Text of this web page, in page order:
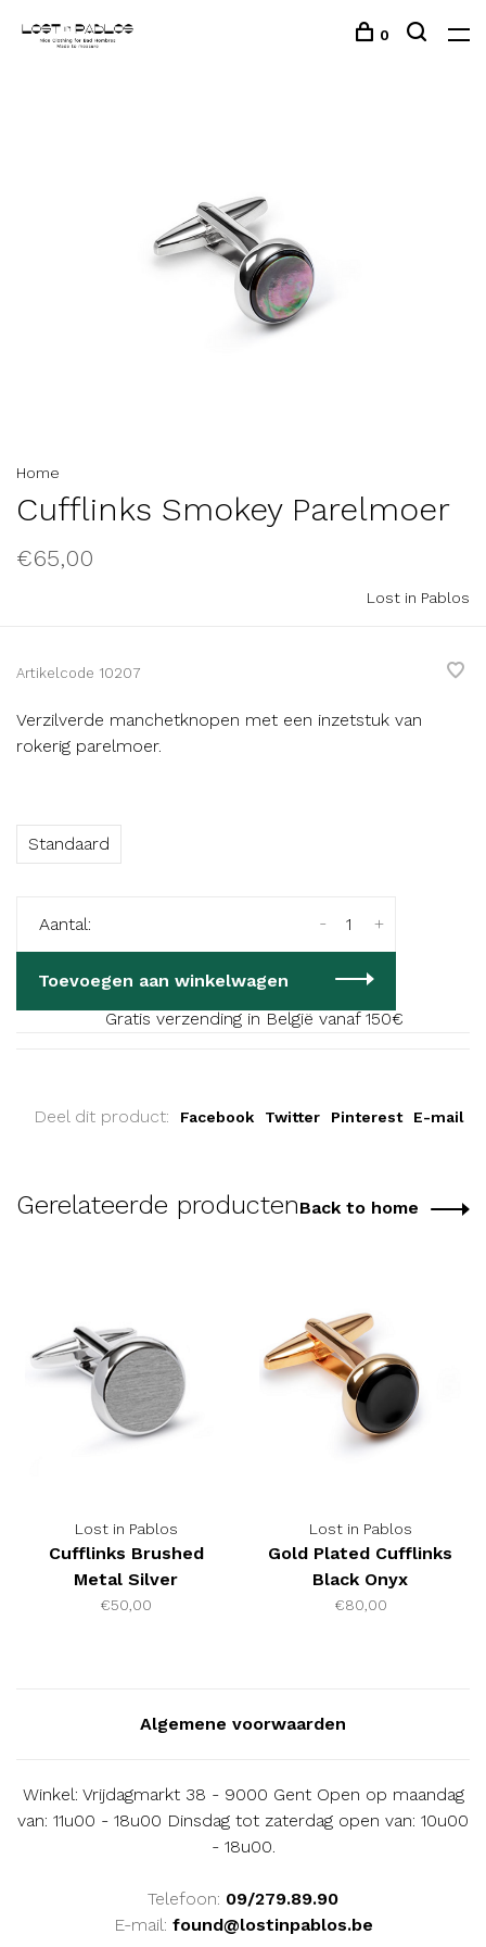
0
Home
Cufflinks Smokey Parelmoer
€65,00
Lost in Pablos
Artikelcode 10207
Verzilverde manchetknopen met een inzetstuk van
rokerig parelmoer.
Standaard
Aantal: +
-
Toevoegen aan winkelwagen
Gratis verzending in België vanaf 150€
Deel dit product: Facebook Twitter Pinterest E-mail
Gerelateerde productenBack to home
Lost in Pablos
Cufflinks Brushed
Metal Silver
€50,00
Lost in Pablos
Gold Plated Cufflinks
Black Onyx
€80,00
Algemene voorwaarden
Winkel: Vrijdagmarkt 38 - 9000 Gent Open op maandag
van: 11u00 - 18u00 Dinsdag tot zaterdag open van: 10u00
- 18u00.
Telefoon: 09/279.89.90
E-mail: found@lostinpablos.be